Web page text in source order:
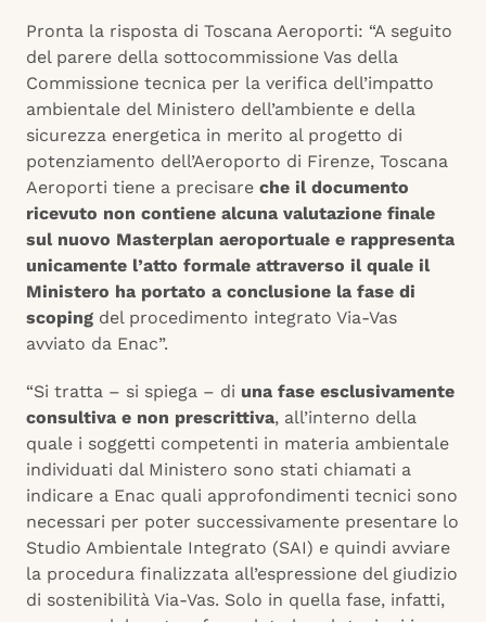
Pronta la risposta di Toscana Aeroporti: “A seguito
del parere della sottocommissione Vas della
Commissione tecnica per la verifica dell’impatto
ambientale del Ministero dell’ambiente e della
sicurezza energetica in merito al progetto di
potenziamento dell’Aeroporto di Firenze, Toscana
Aeroporti tiene a precisare che il documento
ricevuto non contiene alcuna valutazione finale
sul nuovo Masterplan aeroportuale e rappresenta
unicamente l’atto formale attraverso il quale il
Ministero ha portato a conclusione la fase di
scoping del procedimento integrato Via-Vas
avviato da Enac”.
“Si tratta – si spiega – di una fase esclusivamente
consultiva e non prescrittiva, all’interno della
quale i soggetti competenti in materia ambientale
individuati dal Ministero sono stati chiamati a
indicare a Enac quali approfondimenti tecnici sono
necessari per poter successivamente presentare lo
Studio Ambientale Integrato (SAI) e quindi avviare
la procedura finalizzata all’espressione del giudizio
di sostenibilità Via-Vas. Solo in quella fase, infatti,